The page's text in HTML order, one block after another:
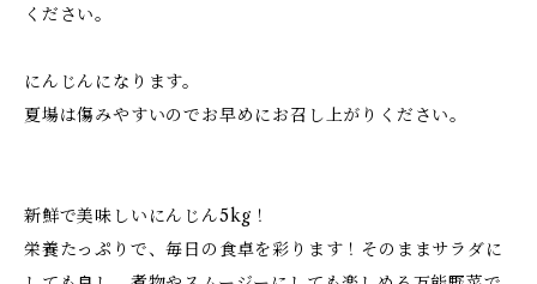
ください。
にんじんになります。
夏場は傷みやすいのでお早めにお召し上がりください。
新鮮で美味しいにんじん5kg！
栄養たっぷりで、毎日の食卓を彩ります！そのままサラダに